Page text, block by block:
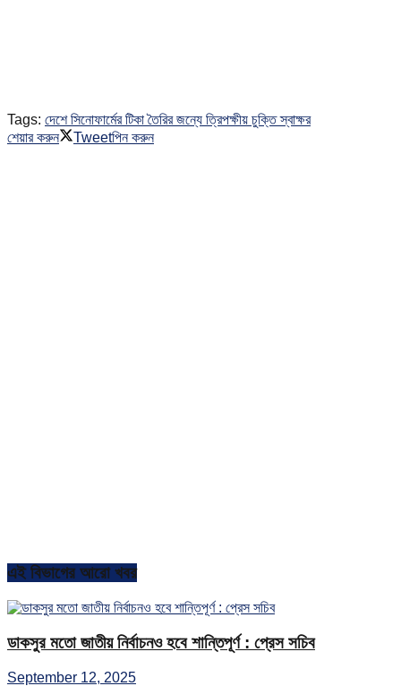
Tags: দেশে সিনোফার্মের টিকা তৈরির জন্যে ত্রিপক্ষীয় চুক্তি স্বাক্ষর
শেয়ার করুন
Tweetপিন করুন
এই বিভাগের আরো খবর
ডাকসুর মতো জাতীয় নির্বাচনও হবে শান্তিপূর্ণ : প্রেস সচিব
September 12, 2025